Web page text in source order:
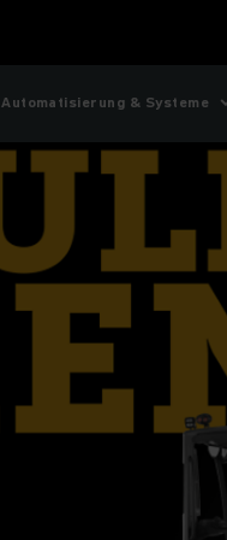
Automatisierung & Systeme